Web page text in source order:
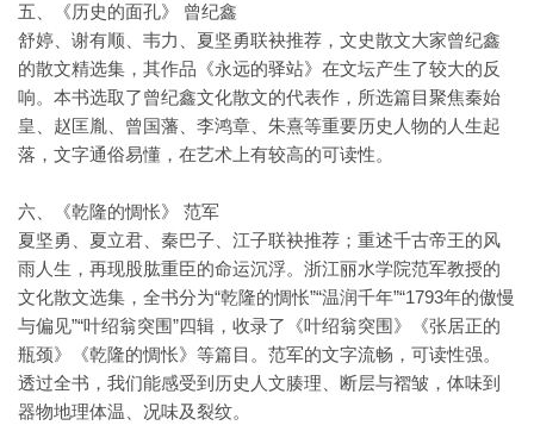
五、《历史的面孔》 曾纪鑫
舒婷、谢有顺、韦力、夏坚勇联袂推荐，文史散文大家曾纪鑫
的散文精选集，其作品《永远的驿站》在文坛产生了较大的反
响。本书选取了曾纪鑫文化散文的代表作，所选篇目聚焦秦始
皇、赵匡胤、曾国藩、李鸿章、朱熹等重要历史人物的人生起
落，文字通俗易懂，在艺术上有较高的可读性。
六、《乾隆的惆怅》 范军
夏坚勇、夏立君、秦巴子、江子联袂推荐；重述千古帝王的风
雨人生，再现股肱重臣的命运沉浮。浙江丽水学院范军教授的
文化散文选集，全书分为“乾隆的惆怅”“温润千年”“1793年的傲慢
与偏见”“叶绍翁突围”四辑，收录了《叶绍翁突围》《张居正的
瓶颈》《乾隆的惆怅》等篇目。范军的文字流畅，可读性强。
透过全书，我们能感受到历史人文腠理、断层与褶皱，体味到
器物地理体温、况味及裂纹。